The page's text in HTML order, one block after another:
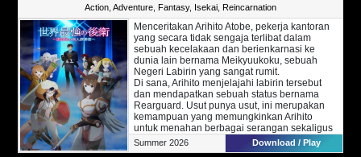
Action Adventure Fantasy, Isekai Reincarnation
Menceritakan Arihito Atobe, pekerja kantoran
yang secara tidak sengaja terlibat dalam
sebuah kecelakaan dan berienkarnasi ke
dunia lain bernama Meikyuukoku, sebuah
Negeri Labirin yang sangat rumit.
Di sana, Arihito menjelajahi labirin tersebut
dan mendapatkan sebuah status bernama
Rearguard. Usut punya usut, ini merupakan
kemampuan yang memungkinkan Arihito
untuk menahan berbagai serangan sekaligus
membuat pertahanan dan memulihkan rekan-
rekannya.
Summer 2026 Download / Play